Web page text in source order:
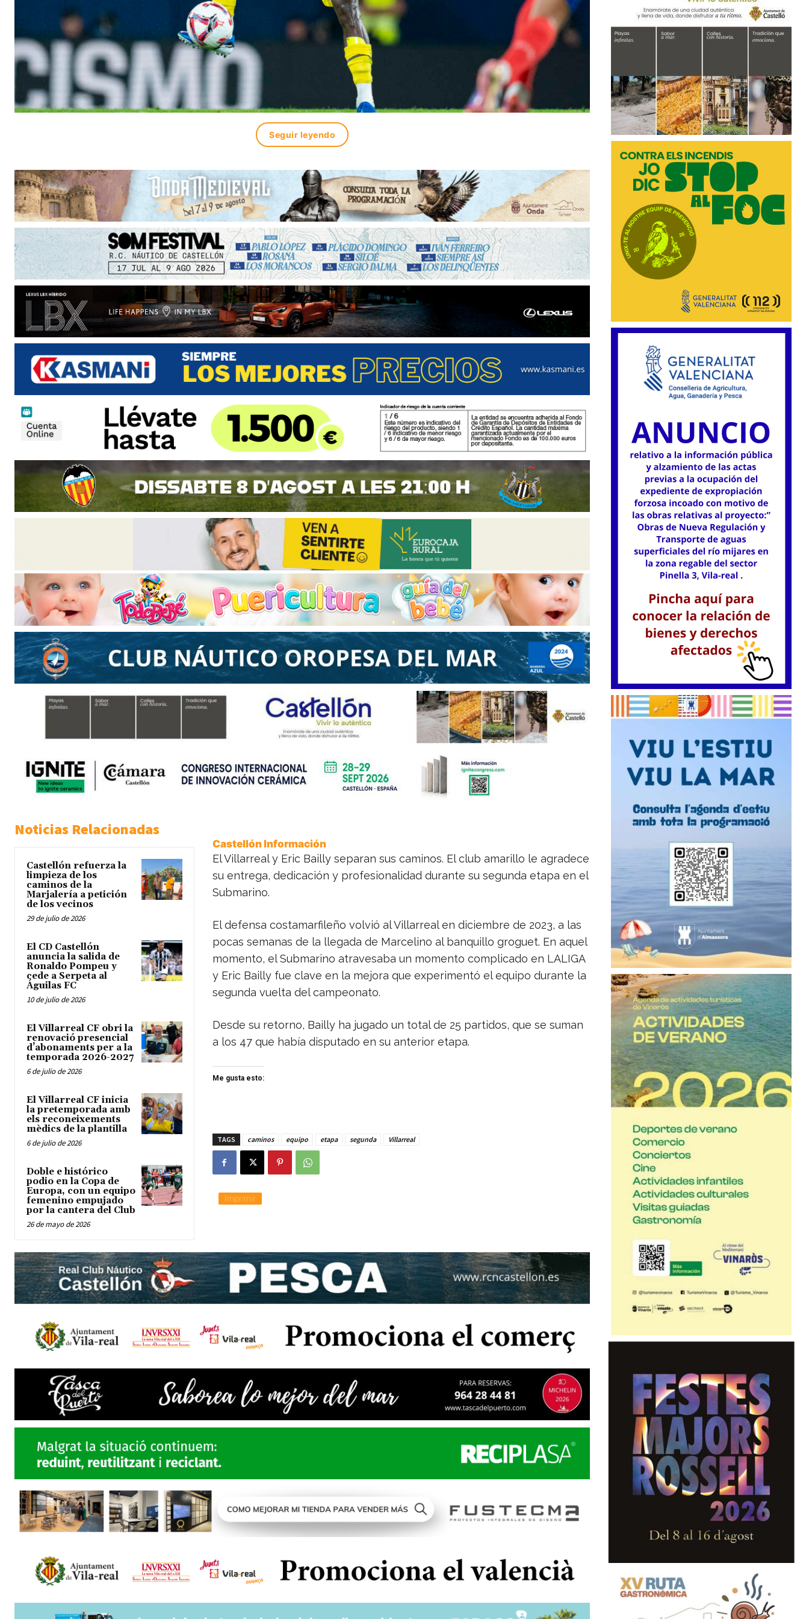
Seguir leyendo
Noticias Relacionadas
Castellón refuerza la
limpieza de los
caminos de la
Marjalería a petición
de los vecinos
29 de julio de 2026
El CD Castellón
anuncia la salida de
Ronaldo Pompeu y
cede a Serpeta al
Águilas FC
10 de julio de 2026
El Villarreal CF obri la
renovació presencial
d’abonaments per a la
temporada 2026-2027
6 de julio de 2026
El Villarreal CF inicia
la pretemporada amb
els reconeixements
mèdics de la plantilla
6 de julio de 2026
Doble e histórico
podio en la Copa de
Europa, con un equipo
femenino empujado
por la cantera del Club
26 de mayo de 2026
Castellón Información
El Villarreal y Eric Bailly separan sus caminos. El club amarillo le agradece
su entrega, dedicación y profesionalidad durante su segunda etapa en el
Submarino.
El defensa costamarfileño volvió al Villarreal en diciembre de 2023, a las
pocas semanas de la llegada de Marcelino al banquillo groguet. En aquel
momento, el Submarino atravesaba un momento complicado en LALIGA
y Eric Bailly fue clave en la mejora que experimentó el equipo durante la
segunda vuelta del campeonato.
Desde su retorno, Bailly ha jugado un total de 25 partidos, que se suman
a los 47 que había disputado en su anterior etapa.
Me gusta esto:
TAGS caminos equipo etapa segunda Villarreal
Imprimir